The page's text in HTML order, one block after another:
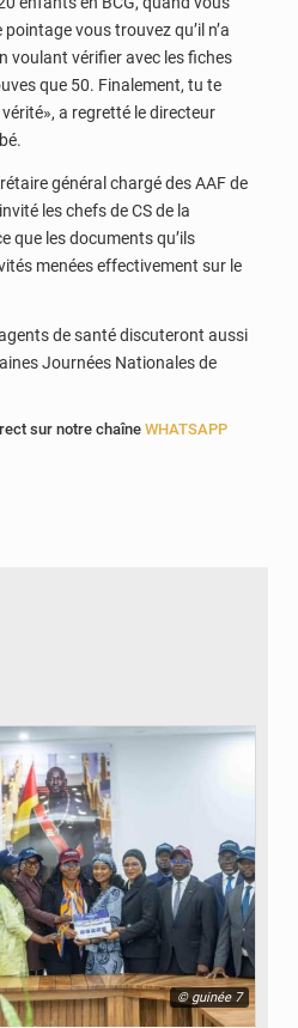
vous trouvez qu’il n’a
voulant vérifier avec les fiches
que 50. Finalement, tu te
a regretté le directeur
général chargé des AAF de
les chefs de CS de la
que les documents qu’ils
menées effectivement sur le
de santé discuteront aussi
Journées Nationales de
sur notre chaîne WHATSAPP
© guinée 7